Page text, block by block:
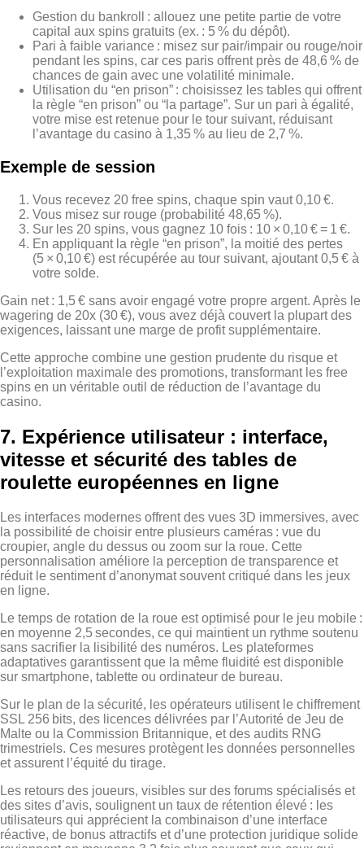
Gestion du bankroll : allouez une petite partie de votre
capital aux spins gratuits (ex. : 5 % du dépôt).
Pari à faible variance : misez sur pair/impair ou rouge/noir
pendant les spins, car ces paris offrent près de 48,6 % de
chances de gain avec une volatilité minimale.
Utilisation du “en prison” : choisissez les tables qui offrent
la règle “en prison” ou “la partage”. Sur un pari à égalité,
votre mise est retenue pour le tour suivant, réduisant
l’avantage du casino à 1,35 % au lieu de 2,7 %.
Exemple de session
Vous recevez 20 free spins, chaque spin vaut 0,10 €.
Vous misez sur rouge (probabilité 48,65 %).
Sur les 20 spins, vous gagnez 10 fois : 10 × 0,10 € = 1 €.
En appliquant la règle “en prison”, la moitié des pertes
(5 × 0,10 €) est récupérée au tour suivant, ajoutant 0,5 € à
votre solde.
Gain net : 1,5 € sans avoir engagé votre propre argent. Après le
wagering de 20x (30 €), vous avez déjà couvert la plupart des
exigences, laissant une marge de profit supplémentaire.
Cette approche combine une gestion prudente du risque et
l’exploitation maximale des promotions, transformant les free
spins en un véritable outil de réduction de l’avantage du
casino.
7. Expérience utilisateur : interface,
vitesse et sécurité des tables de
roulette européennes en ligne
Les interfaces modernes offrent des vues 3D immersives, avec
la possibilité de choisir entre plusieurs caméras : vue du
croupier, angle du dessus ou zoom sur la roue. Cette
personnalisation améliore la perception de transparence et
réduit le sentiment d’anonymat souvent critiqué dans les jeux
en ligne.
Le temps de rotation de la roue est optimisé pour le jeu mobile :
en moyenne 2,5 secondes, ce qui maintient un rythme soutenu
sans sacrifier la lisibilité des numéros. Les plateformes
adaptatives garantissent que la même fluidité est disponible
sur smartphone, tablette ou ordinateur de bureau.
Sur le plan de la sécurité, les opérateurs utilisent le chiffrement
SSL 256 bits, des licences délivrées par l’Autorité de Jeu de
Malte ou la Commission Britannique, et des audits RNG
trimestriels. Ces mesures protègent les données personnelles
et assurent l’équité du tirage.
Les retours des joueurs, visibles sur des forums spécialisés et
des sites d’avis, soulignent un taux de rétention élevé : les
utilisateurs qui apprécient la combinaison d’une interface
réactive, de bonus attractifs et d’une protection juridique solide